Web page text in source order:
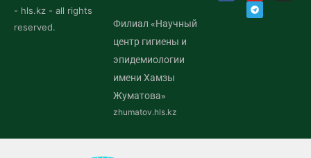
- hls.kz - all rights
reserved.
Филиал «Научный
центр гигиены и
эпидемиологии
имени Хамзы
Жуматова»
zhumatov.hls.kz